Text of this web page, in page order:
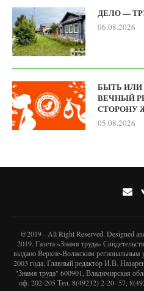
ДЕЛО —
06.08.2026
БЫТЬ ИЛИ
ВЕЧНЫЙ
СТОРОНУ
05.08.2026
@2019 - All Right Reserved. Designed
2019. Газета «Знамя труда»
выдано Верхне-Волжским
2003 года. Главный редактор И.В.
"Знамя труда" 600901, Владимирская
оф. 202-205 Тел. 8(49232) 2-20- 57,